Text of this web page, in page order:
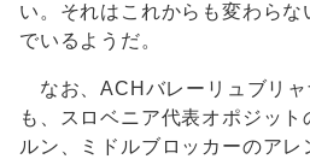
い。それはこれからも変わらな
でいるようだ。
なお、ACHバレーリュブリャ
も、スロベニア代表オポジッ
ルン、ミドルブロッカーのアレ